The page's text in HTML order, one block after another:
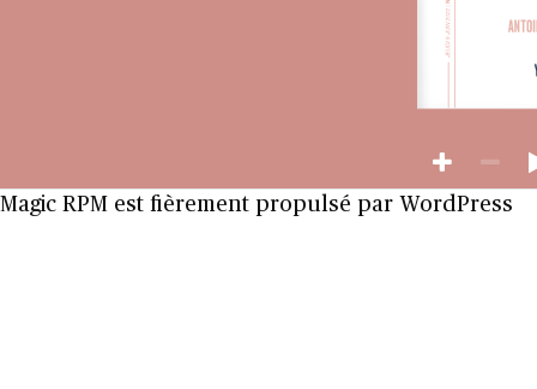
Magic RPM est fièrement propulsé par WordPress